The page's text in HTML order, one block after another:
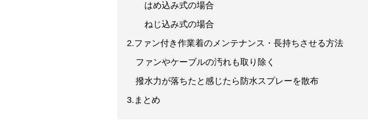
はめ込み式の場合
ねじ込み式の場合
2.ファン付き作業着のメンテナンス・長持ちさせる方法
ファンやケーブルの汚れも取り除く
撥水力が落ちたと感じたら防水スプレーを散布
3.まとめ